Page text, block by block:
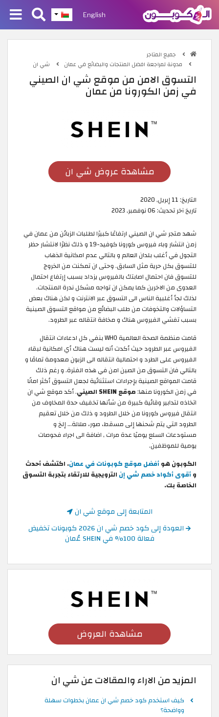
English
جميع المتاجر
مدونة لمراجعة افضل المنتجات والبضائع في عمان
شي ان
التسوق الامن من موقع شي ان الصيني
في زمن الكورونا من عمان
مشاهدة عروض شي ان
التاريخ:11 إبريل, 2020
تاريخ آخر تحديث:06 نوفمبر, 2023
شهد متجر شي ان الصيني ارتفاعًا كبيرًا لطلبات الزبائن من عمان في
زمن انتشار وباء فيروس كورونا كوفيد-19 و ذلك نظرًا لانتشار حظر
التجول في أغلب بلدان العالم و بالتالي عدم امكانية الذهاب
للتسوق بكل حرية مثل السابق. وحتى ان تمكنت من الخروج
للتسوق فان احتمال اصابتك بالفيروس يزداد بسبب إرتفاع احتمال
العدوى من الاخرين كما يمكن ان تواجه مشكل ندرة المنتجات.
لذلك لجأ أغلبية الناس الى التسوق عبر الانترنت و لكن هناك بعض
التساؤلات والتخوفات من طلب البضائع من مواقع التسوق الصينية
بسبب تفشي الفيروس هناك و مخافة انتقاله عبر الطرود.
قامت منظمة الصحة العالمية WHO بنفي كل ادعاءات انتقال
الفيروس عبر الطرود حيث أكدت أنه ليست هناك أي امكانية لبقاء
الفيروس على الطرد و احتمالية انتقاله الى الزبون معدومة تمامًا و
بالتالي فان التسوق من الصين امن في هذه الفترة. و رغم ذلك
قامت المواقع الصينية بإجراءات استثنائية لجعل التسوق أكثر امانًا
في زمن الكورونا منها:موقع SHEIN الصيني
. أكد موقع شي ان
اتخاذه لتدابير وقائية كبيرة من شأنها تخفيف حدة المخاوف من
انتقال فيروس كورونا من خلال الطرود و ذلك من خلال تعقيم
الطرود التي يتم شحنها إلى مسقط، صور، صلالة... إلخ و
مستودعات السلع يوميًا عدة مرات , اضافة الى اجراء فحوصات
يومية للموظفين.
الكوبون هوأفضل موقع كوبونات في عمان. اكتشف أحدث
وأقوى أكواد خصم شي إن الترويجية للارتقاء بتجربة التسوق
الخاصة بك.
المتابعة إلى موقع شي ان
العودة إلى كود خصم شي ان 2026 كوبونات تخفيض
فعالة 100% في SHEIN عُمان
مشاهدة العروض
المزيد من الاراء والمقالات عن شي ان
كيف استخدم كود خصم شي ان عمان بخطوات سهلة
وواضحة؟